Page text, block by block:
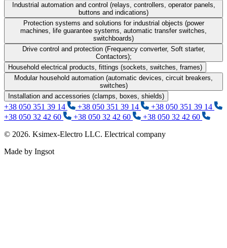
Industrial automation and control (relays, controllers, operator panels,
buttons and indications)
Protection systems and solutions for industrial objects (power
machines, life guarantee systems, automatic transfer switches,
switchboards)
Drive control and protection (Frequency converter, Soft starter,
Contactors);
Household electrical products, fittings (sockets, switches, frames)
Modular household automation (automatic devices, circuit breakers,
switches)
Installation and accessories (clamps, boxes, shields)
+38 050 351 39 14 +38 050 351 39 14
+38 050 351 39 14
+38 050 32 42 60
+38 050 32 42 60
+38 050 32 42 60
© 2026. Ksimex-Electro LLC. Electrical company
Made by Ingsot